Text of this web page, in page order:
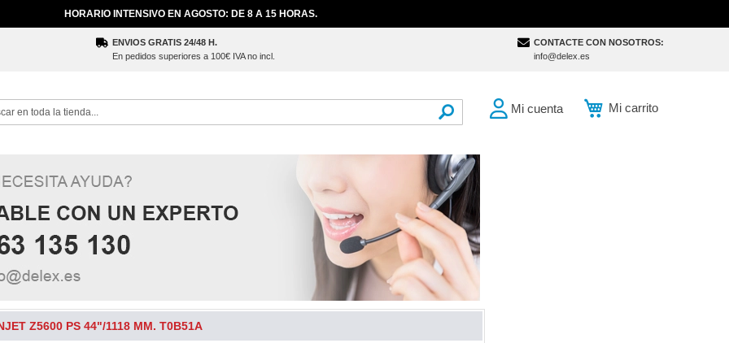
HORARIO INTENSIVO EN AGOSTO: DE 8 A 15 HORAS.
ENVIOS GRATIS 24/48 H.
En pedidos superiores a 100€ IVA no incl.
CONTACTE CON NOSOTROS:
info@delex.es
Mi carrito
Mi cuenta
Z5600 PS 44"/1118 MM. T0B51A